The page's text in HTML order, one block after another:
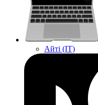
Айті (IT)